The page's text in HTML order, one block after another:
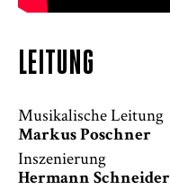
LEITUNG
Musikalische Leitung
Markus Poschner
Inszenierung
Hermann Schneider